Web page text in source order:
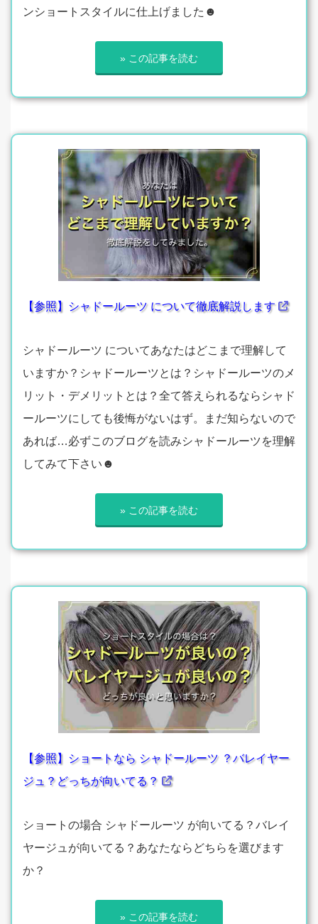
ンショートスタイルに仕上げました☻
» この記事を読む
【参照】シャドールーツ について徹底解説します
シャドールーツ についてあなたはどこまで理解して
いますか？シャドールーツとは？シャドールーツのメ
リット・デメリットとは？全て答えられるならシャド
ールーツにしても後悔がないはず。まだ知らないので
あれば…必ずこのブログを読みシャドールーツを理解
してみて下さい☻
» この記事を読む
【参照】ショートなら シャドールーツ ？バレイヤー
ジュ？どっちが向いてる？
ショートの場合 シャドールーツ が向いてる？バレイ
ヤージュが向いてる？あなたならどちらを選びます
か？
» この記事を読む